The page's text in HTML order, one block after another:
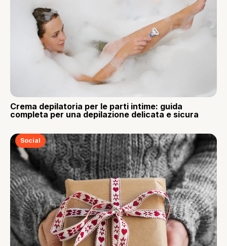
Crema depilatoria per le parti intime: guida
completa per una depilazione delicata e sicura
Social